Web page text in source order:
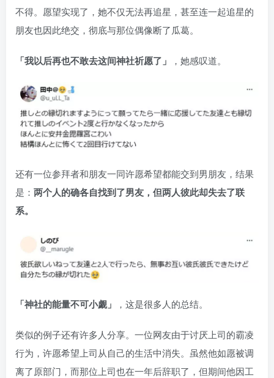
不得。愿望实现了，她不仅无法再追星，甚至连一起追星的
朋友也因此绝交，彻底与那位偶像断了瓜葛。
「我以后再也不敢去这间神社祈愿了」 ，她感叹道。
还有一位参拜者和朋友一同许愿希望都能交到男朋友，结果
是： 两个人的确各自找到了男友，但两人彼此却失去了联
系。
「神社的能量不可小觑」 ，这是很多人的总结。
类似的例子还有许多人分享。一位网友由于讨厌上司的霸凌
行为，许愿希望上司从自己的生活中消失。虽然他如愿被调
离了原部门，而那位上司也在一年后辞职了，但期间他因工